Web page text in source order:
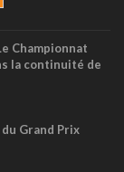
Championnat
la continuité de
Grand Prix